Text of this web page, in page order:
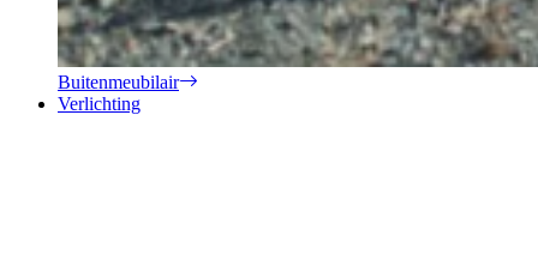
Buitenmeubilair
Verlichting